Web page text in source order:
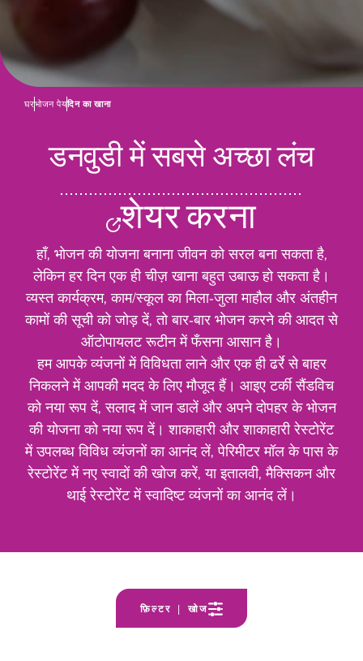
घरभोजन पेयदिन का खाना
डनवुडी में सबसे अच्छा लंच
शेयर करना
हाँ, भोजन की योजना बनाना जीवन को सरल बना सकता है,
लेकिन हर दिन एक ही चीज़ खाना बहुत उबाऊ हो सकता है।
व्यस्त कार्यक्रम, काम/स्कूल का मिला-जुला माहौल और अंतहीन
कामों की सूची को जोड़ दें, तो बार-बार भोजन करने की आदत से
ऑटोपायलट रूटीन में फँसना आसान है।
हम आपके व्यंजनों में विविधता लाने और एक ही ढर्रे से बाहर
निकलने में आपकी मदद के लिए मौजूद हैं। आइए टर्की सैंडविच
को नया रूप दें, सलाद में जान डालें और अपने दोपहर के भोजन
की योजना को नया रूप दें। शाकाहारी और शाकाहारी रेस्टोरेंट
में उपलब्ध विविध व्यंजनों का आनंद लें, पेरिमीटर मॉल के पास के
रेस्टोरेंट में नए स्वादों की खोज करें, या इतालवी, मैक्सिकन और
थाई रेस्टोरेंट में स्वादिष्ट व्यंजनों का आनंद लें।
फ़िल्टर | खोज